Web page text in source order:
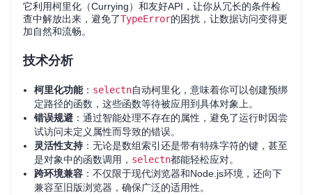
它利用柯里化（Currying）和友好API，让你从冗长的条件检
查中解放出来，避免了TypeError的困扰，让数据访问变得更
加自然和流畅。
技术分析
柯里化功能： selectn自动柯里化，意味着你可以创建预绑
定路径的函数，这些函数等待被应用到具体对象上。
错误规避 ：通过智能处理不存在的属性，避免了运行时因尝
试访问未定义属性而导致的错误。
灵活性支持 ：无论是数组索引还是带有特殊字符的键，甚至
是对象中的函数调用， selectn都能轻松应对。
跨环境兼容 ：不仅限于现代浏览器和Node.js环境，还向下
兼容至旧版浏览器，确保广泛的适用性。